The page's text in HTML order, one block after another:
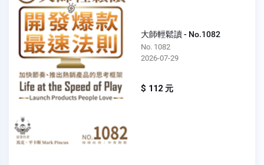
大師輕鬆讀 - No.1082
No. 1082
2026-07-29
$ 112 元